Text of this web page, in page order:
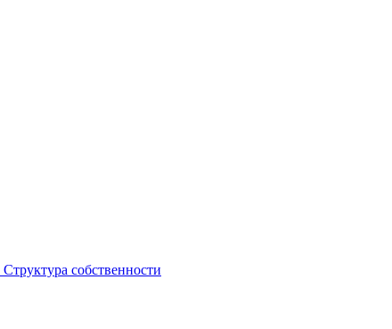
Структура собственности